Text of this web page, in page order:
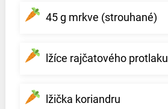
45 g mrkve (strouhané)
lžíce rajčatového protlaku
lžička koriandru